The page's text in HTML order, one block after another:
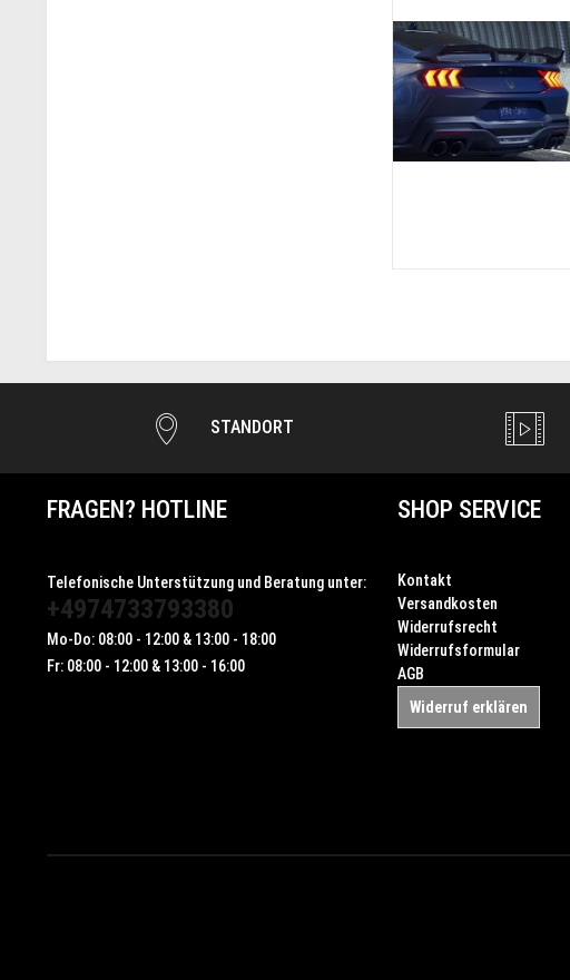
STANDORT
FRAGEN? HOTLINE
Telefonische Unterstützung und Beratung unter:
+4974733793380
Mo-Do: 08:00 - 12:00 & 13:00 - 18:00
Fr: 08:00 - 12:00 & 13:00 - 16:00
SHOP SERVICE
Kontakt
Versandkosten
Widerrufsrecht
Widerrufsformular
AGB
Widerruf erklären